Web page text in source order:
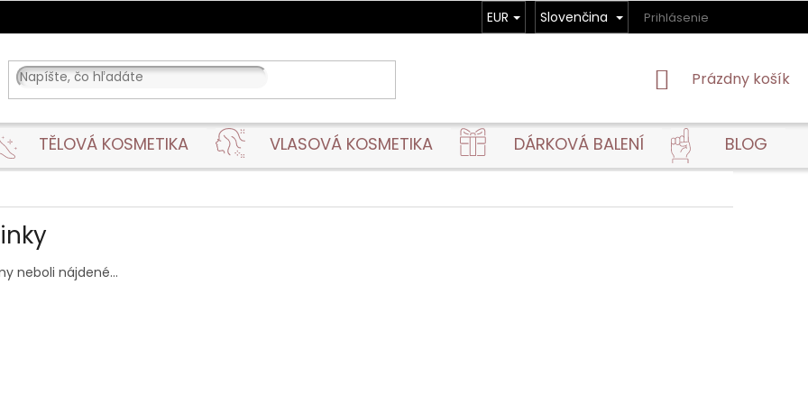
EUR Slovenčina Prihlásenie
NÁKUPNÝ
Prázdny košík
TĚLOVÁ KOSMETIKA VLASOVÁ KOSMETIKA DÁRKOVÁ BALENÍ BLOG
neboli nájdené...